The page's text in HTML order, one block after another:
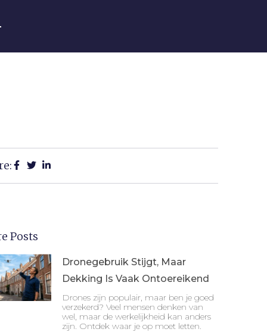
Posts
Dronegebruik Stijgt, Maar
Dekking Is Vaak Ontoereikend
Drones zijn populair, maar ben je goed
verzekerd? Veel mensen denken van
wel, maar de werkelijkheid kan anders
zijn. Ontdek waar je op moet letten.